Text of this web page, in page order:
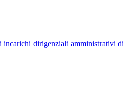
incarichi dirigenziali amministrativi di